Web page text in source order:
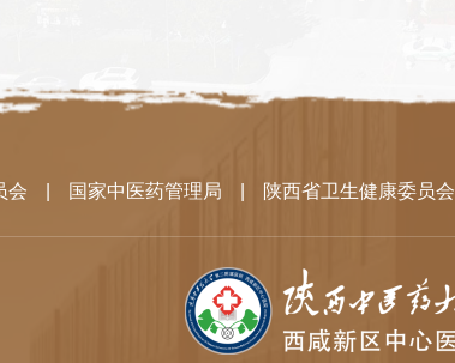
会 国家中医药管理局 陕西省卫生健康委员会